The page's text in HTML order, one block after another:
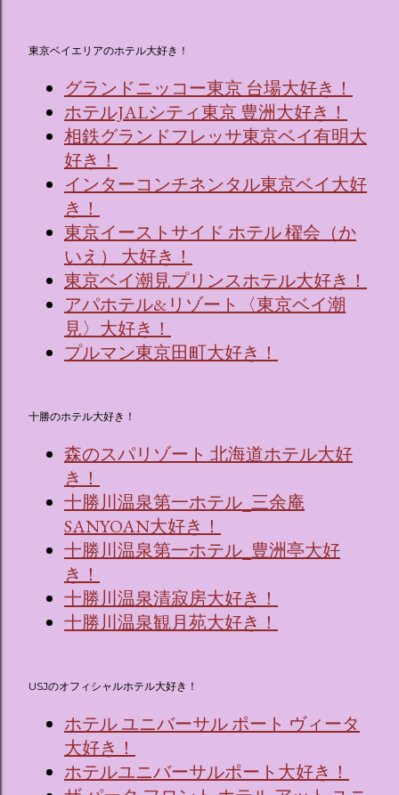
東京ベイエリアのホテル大好き！
グランドニッコー東京 台場大好き！
ホテルJALシティ東京 豊洲大好き！
相鉄グランドフレッサ東京ベイ有明大
好き！
インターコンチネンタル東京ベイ大好
き！
東京イーストサイド ホテル 櫂会（か
いえ） 大好き！
東京ベイ潮見プリンスホテル大好き！
アパホテル&リゾート〈東京ベイ潮
見〉大好き！
プルマン東京田町大好き！
十勝のホテル大好き！
森のスパリゾート 北海道ホテル大好
き！
十勝川温泉第一ホテル_三余庵
SANYOAN大好き！
十勝川温泉第一ホテル_豊洲亭大好
き！
十勝川温泉清寂房大好き！
十勝川温泉観月苑大好き！
USJのオフィシャルホテル大好き！
ホテル ユニバーサル ポート ヴィータ
大好き！
ホテルユニバーサルポート大好き！